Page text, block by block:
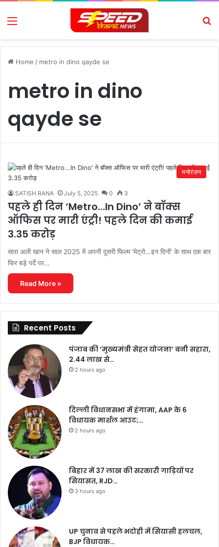
Menu
Home / metro in dino qayde se
metro in dino
qayde se
मनोरंजन
SATISH RANA July 5, 2025 0 3
पहले ही दिन ‘Metro…In Dino’ ने बॉक्स
ऑफिस पर मारी एंट्री! पहले दिन की कमाई
3.35 करोड़
सारा अली खान ने साल 2025 में अपनी दूसरी फिल्म ‘मेट्रो…इन दिनों’ के साथ एक बार
फिर बड़े पर्दे पर…
Read More »
Recent Posts
पंजाब की ‘मुख्यमंत्री सेहत योजना’ बनी सहारा,
2.44 लाख से…
2 hours ago
दिल्ली विधानसभा में हंगामा, AAP के 6
विधायक मार्शल आउट;…
2 hours ago
बिहार में 37 लाख की सरकारी गाड़ियों पर
सियासत, RJD…
3 hours ago
UP चुनाव से पहले भदोही में सियासी हलचल,
BJP विधायक…